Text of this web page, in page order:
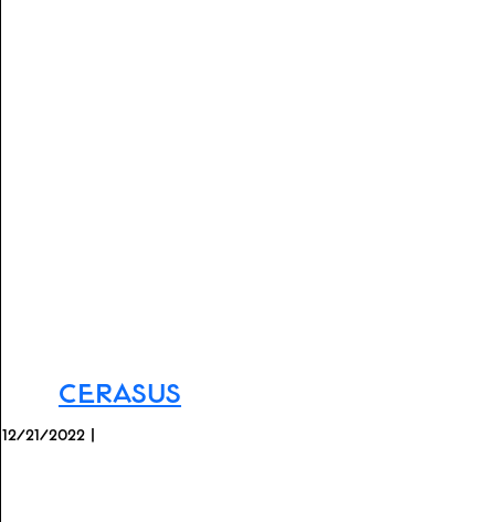
Cerasus
12/21/2022 |